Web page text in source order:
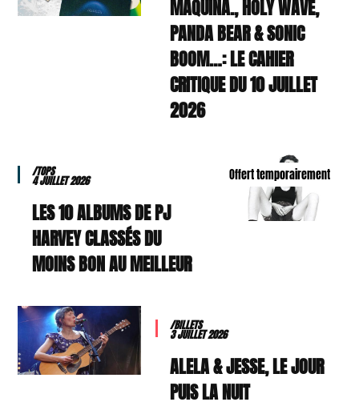
MAQUINA., HOLY WAVE,
PANDA BEAR & SONIC
BOOM…: LE CAHIER
CRITIQUE DU 10 JUILLET
2026
Offert temporairement
/TOPS
4 JUILLET 2026
LES 10 ALBUMS DE PJ
HARVEY CLASSÉS DU
MOINS BON AU MEILLEUR
/BILLETS
3 JUILLET 2026
ALELA & JESSE, LE JOUR
PUIS LA NUIT